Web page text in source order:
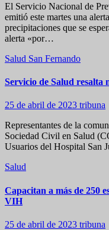
El Servicio Nacional de
emitió este martes una
precipitaciones que se
alerta «por…
Salud San Fernando
Servicio de Salud resalta
25 de abril de 2023 tribuna
Representantes de la
Sociedad Civil en Salud
Usuarios del Hospital San
Salud
Capacitan a más de 250
VIH
25 de abril de 2023 tribuna